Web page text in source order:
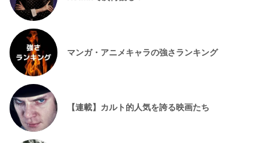
マンガ・アニメキャラの強さランキング
【連載】カルト的人気を誇る映画たち